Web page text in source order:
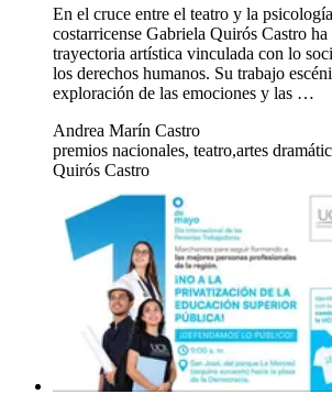
En el cruce entre el teatro y la
costarricense Gabriela Quirós Castro
trayectoria artística vinculada con lo
los derechos humanos. Su trabajo
exploración de las emociones y las …
Andrea Marín Castro
premios nacionales, teatro,artes
Quirós Castro